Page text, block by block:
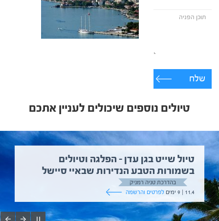
שלח
טיולים נוספים שיכולים לעניין אתכם
טיול שייט בגן עדן – הפלגה וטיולים
בשמורות הטבע הנדירות שבאיי סיישל
בהדרכת טניה רמניק
11.4 | 9 ימים
לפרטים והרשמה